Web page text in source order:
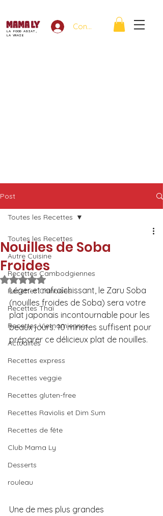
LA FOOD ASIAT,
LA VRAIE
Connexion
Post
Toutes les Recettes
Autre Cuisine
Recettes Cambodgiennes
Recettes Chinoises
Recettes Thaï
Recettes Vietnamiennes
Actualités
Recettes express
Recettes veggie
Recettes gluten-free
Recettes Raviolis et Dim Sum
Recettes de fête
Club Mama Ly
Desserts
rouleau
Toutes les Recettes
Nouilles de Soba
Froides
Noté NaN étoiles sur 5.
Léger et rafraîchissant, le Zaru Soba
(nouilles froides de Soba) sera votre
plat japonais incontournable pour les
beaux jours. 10 minutes suffisent pour
préparer ce délicieux plat de nouilles.
Une de mes plus grandes